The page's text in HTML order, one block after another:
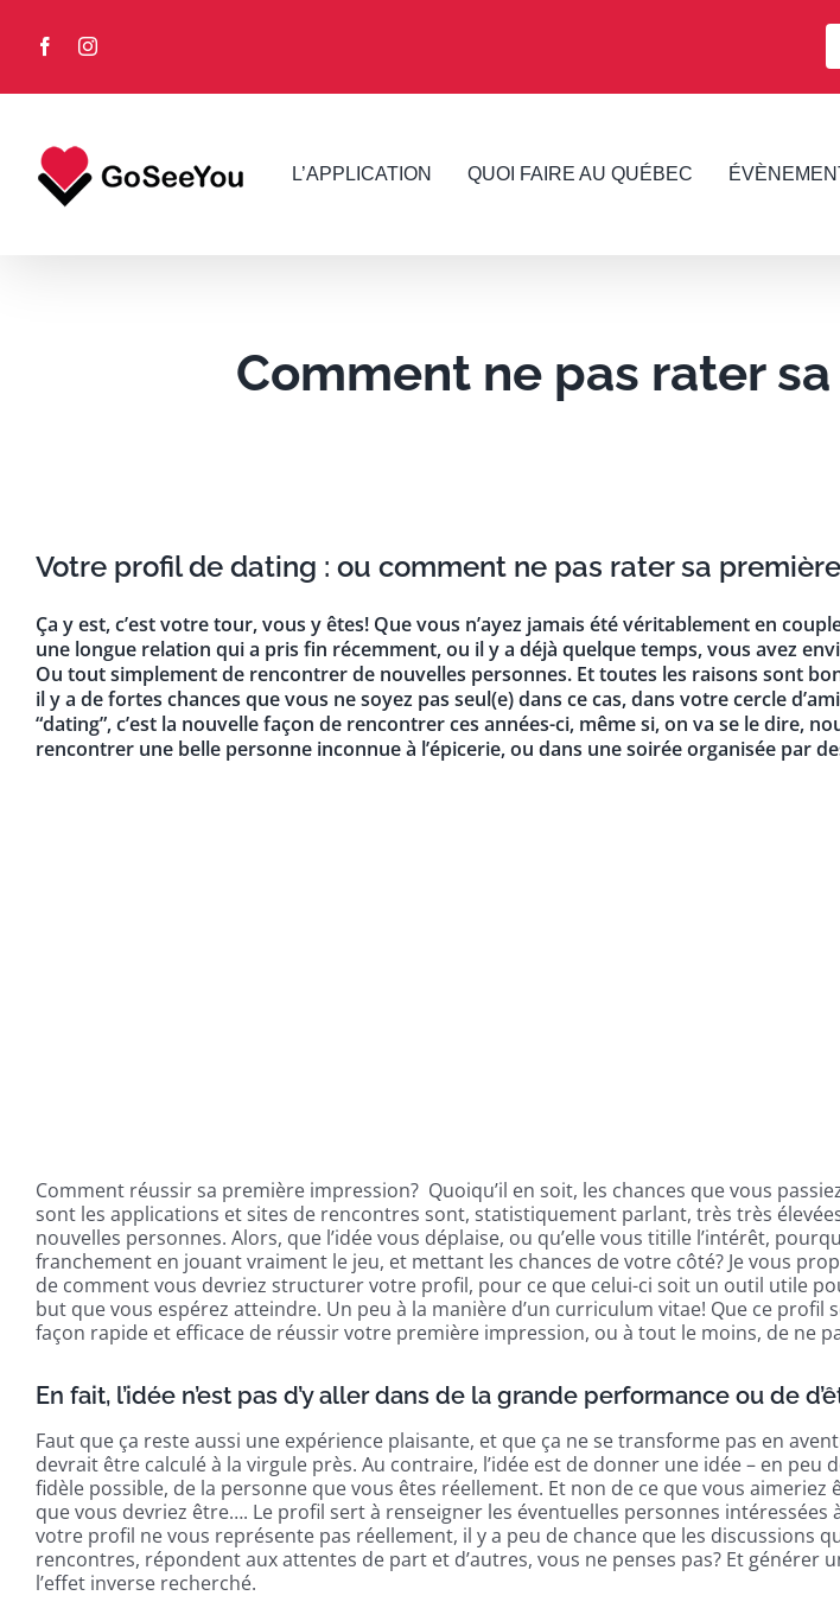
content FacebookInstagram
L’APPLICATION QUOI FAIRE AU QUÉBEC
Comment ne pas rater
Votre profil de dating : ou comment ne pas rater sa
Ça y est, c’est votre tour, vous y êtes! Que vous n’ayez jamais été véritablement en
une longue relation qui a pris fin récemment, ou il y a déjà quelque temps, vous avez
Ou tout simplement de rencontrer de nouvelles personnes. Et toutes les raisons sont
il y a de fortes chances que vous ne soyez pas seul(e) dans ce cas, dans votre cercle
“dating”, c’est la nouvelle façon de rencontrer ces années-ci, même si, on va se le dire,
rencontrer une belle personne inconnue à l’épicerie, ou dans une soirée organisée par
Comment réussir sa première impression? Quoiqu’il en soit, les chances que vous
sont les applications et sites de rencontres sont, statistiquement parlant, très très
nouvelles personnes. Alors, que l’idée vous déplaise, ou qu’elle vous titille l’intérêt,
franchement en jouant vraiment le jeu, et mettant les chances de votre côté? Je vous
de comment vous devriez structurer votre profil, pour ce que celui-ci soit un outil utile
but que vous espérez atteindre. Un peu à la manière d’un curriculum vitae! Que ce profil
façon rapide et efficace de réussir votre première impression, ou à tout le moins, de ne
En fait, l’idée n’est pas d’y aller dans de la grande performance ou de
Faut que ça reste aussi une expérience plaisante, et que ça ne se transforme pas en
devrait être calculé à la virgule près. Au contraire, l’idée est de donner une idée – en peu
fidèle possible, de la personne que vous êtes réellement. Et non de ce que vous aimeriez
que vous devriez être…. Le profil sert à renseigner les éventuelles personnes intéressées
votre profil ne vous représente pas réellement, il y a peu de chance que les discussions
rencontres, répondent aux attentes de part et d’autres, vous ne penses pas? Et générer
l’effet inverse recherché.